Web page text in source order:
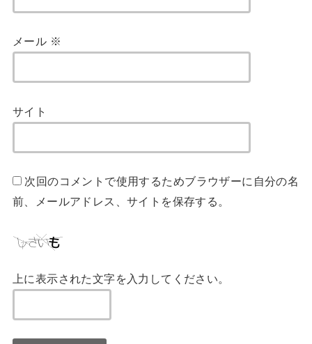
メール ※
サイト
次回のコメントで使用するためブラウザーに自分の名
前、メールアドレス、サイトを保存する。
上に表示された文字を入力してください。